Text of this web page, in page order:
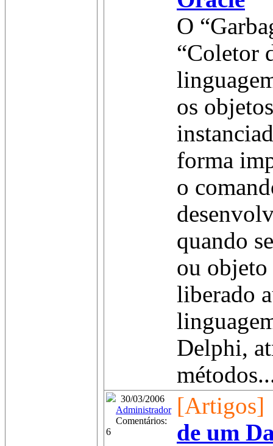
O
“Coletor
os
forma
o
quando
ou
liberado
Delphi,
30/03/2006
Administrador
Comentários:
6
[Artigos]
de um